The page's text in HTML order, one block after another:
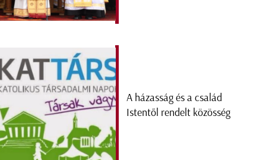
A házasság és a család
Istentől rendelt közösség